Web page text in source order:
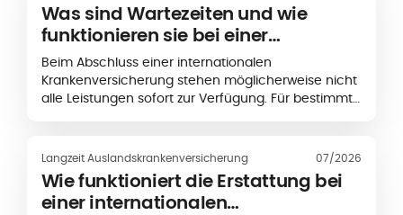
Was sind Wartezeiten und wie
funktionieren sie bei einer
internationalen
Krankenversicherung?
Beim Abschluss einer internationalen
Krankenversicherung stehen möglicherweise nicht
alle Leistungen sofort zur Verfügung. Für bestimmte
bezeichnet wird.
Langzeit Auslandskrankenversicherung 07/2026
Wie funktioniert die Erstattung bei
einer internationalen